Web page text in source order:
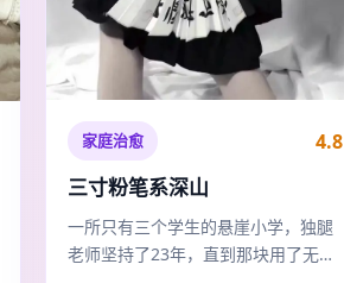
家庭治愈 4.8
三寸粉笔系深山
一所只有三个学生的悬崖小学，独腿
老师坚持了23年，直到那块用了无数